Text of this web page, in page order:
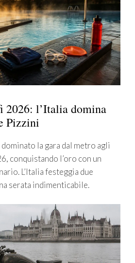
2026: l’Italia domina
Pizzini
la gara dal metro agli
conquistando l’oro con un
L’Italia festeggia due
serata indimenticabile.